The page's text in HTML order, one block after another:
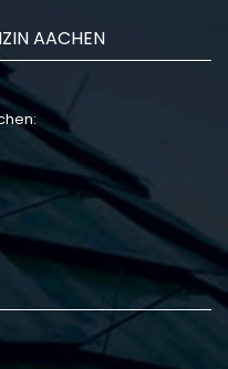
AACHEN